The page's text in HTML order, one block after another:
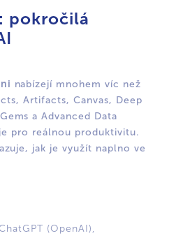
pokročilá
nabízejí mnohem víc než
Artifacts, Canvas, Deep
a Advanced Data
pro reálnou produktivitu.
jak je využít naplno ve
(OpenAI),